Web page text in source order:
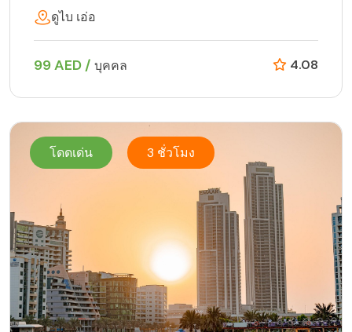
ดูไบ เอ่อ
99 AED / บุคคล 4.08
โดดเด่น 3 ชั่วโมง